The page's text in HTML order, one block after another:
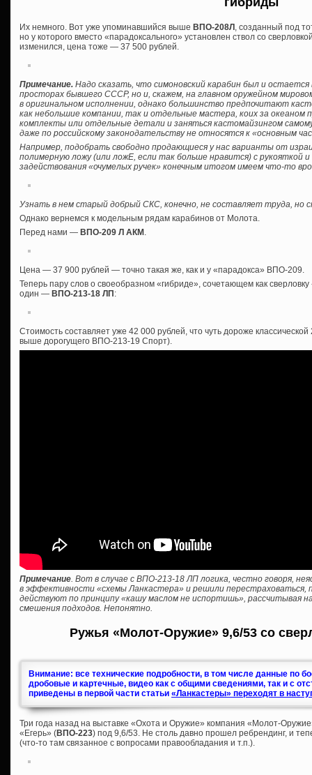
Их немного. Вот уже упоминавшийся выше ВПО-208Л , созданный под
но у которого вместо «парадоксального» установлен ствол со
изменился, цена тоже — 37 500 рублей.
Примечание. Надо сказать, что симоновский карабин был и
просторах бывшего СССР, но и, скажем, на главном оружейном
в оригинальном исполнении, однако большинство предпочитают
как небольшие компании, так и отдельные мастера, коих за океаном
комплекты или отдельные детали и заняться кастомайзингом
даже по российскому законодательству не относятся к «основным
Например, подобрать свободно продающиеся у нас варианты от
полимерную ложу (или ложЕ, если так больше нравится) с рукояткой
задействования «очумелых ручек» конечным итогом имеем что-то
Узнать в нем старый добрый СКС, конечно, не составляет труда, но
Однако вернемся к модельным рядам карабинов от Молота.
Перед нами — ВПО-209 Л АКМ .
Цена — 37 900 рублей — точно такая же, как и у «парадокса» ВПО-209.
Теперь пару слов о своеобразном «гибриде», сочетающем как
один — ВПО-213-18 ЛП :
Стоимость составляет уже 42 000 рублей, что чуть дороже
выше дорогущего ВПО-213-19 Спорт).
Примечание. Вот в случае с ВПО-213-18 ЛП логика, честно говоря,
в эффективности «схемы Ланкастера» и решили перестраховаться,
действуют по принципу «кашу маслом не испортишь», рассчитывая
смешения подходов. Непонятно.
Ружья «Молот-Оружие» 9,6/53 со
Внимание: все технические подробности, в том числе данные по
дробовые и картечные, видео как с общими сведениями, так и с
приведены в первой части статьи «Ланкастеры» переходят в
Три года назад на выставке «Охота и Оружие» компания «Молот-
«Егерь» (ВПО-223) под 9,6/53. Не столь давно прошел ребрендинг, и
(что-то там связанное с вопросами правообладания и т.п.).